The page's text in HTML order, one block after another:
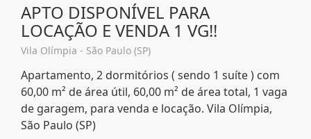
APTO DISPONÍVEL PARA
LOCAÇÃO E VENDA 1 VG!!
Vila Olímpia - São Paulo (SP)
Apartamento, 2 dormitórios ( sendo 1 suíte ) com
60,00 m² de área útil, 60,00 m² de área total, 1 vaga
de garagem, para venda e locação. Vila Olímpia,
São Paulo (SP)